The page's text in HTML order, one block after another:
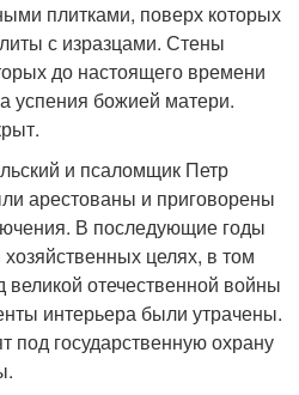
плитками, поверх которых
с изразцами. Стены
до настоящего времени
успения божией матери.
и псаломщик Петр
арестованы и приговорены
В последующие годы
целях, в том
великой отечественной войны
интерьера были утрачены.
под государственную охрану